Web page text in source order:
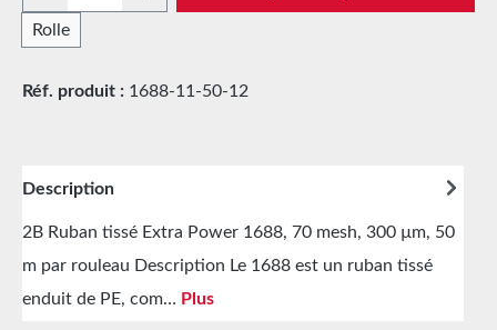
Rolle
Réf. produit : 1688-11-50-12
Description
2B Ruban tissé Extra Power 1688, 70 mesh, 300 µm, 50
m par rouleau Description Le 1688 est un ruban tissé
enduit de PE, com… Plus